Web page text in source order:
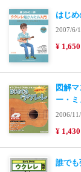
はじめ
2007/6/
¥ 1,650
図解
ー・ミ
2006/
¥ 1,430
誰でも